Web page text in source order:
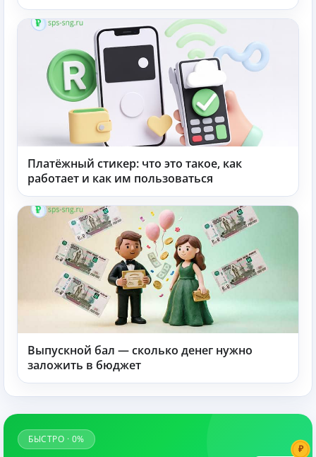
Платёжный стикер: что это такое, как
работает и как им пользоваться
Выпускной бал — сколько денег нужно
заложить в бюджет
₽
БЫСТРО · 0%